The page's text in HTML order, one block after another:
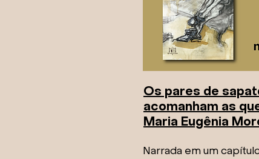
Os pares de
acomanham as
Maria Eugênia
Narrada em um